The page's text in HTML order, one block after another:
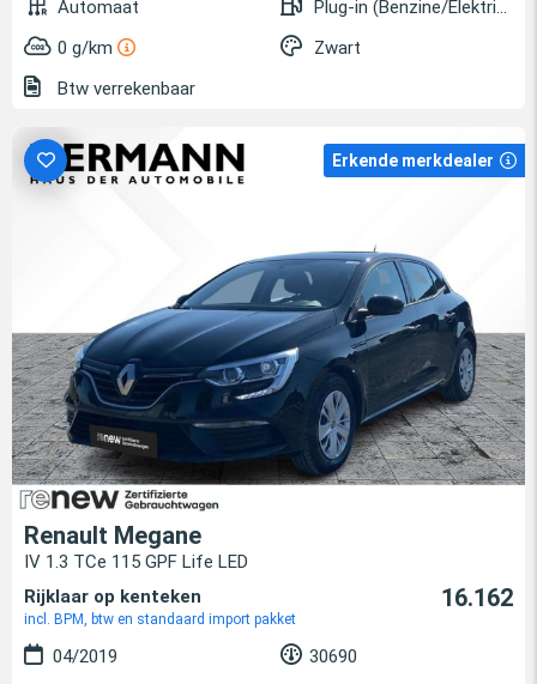
Automaat
Plug-in (Benzine/Elektrisch)
0 g/km
Zwart
Btw verrekenbaar
Erkende merkdealer
Renault Megane
IV 1.3 TCe 115 GPF Life LED
Rijklaar op kenteken
incl. BPM, btw en standaard import pakket
16.162
04/2019
30690